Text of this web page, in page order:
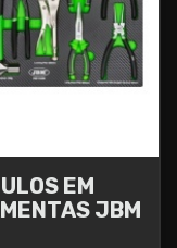
EM
JBM